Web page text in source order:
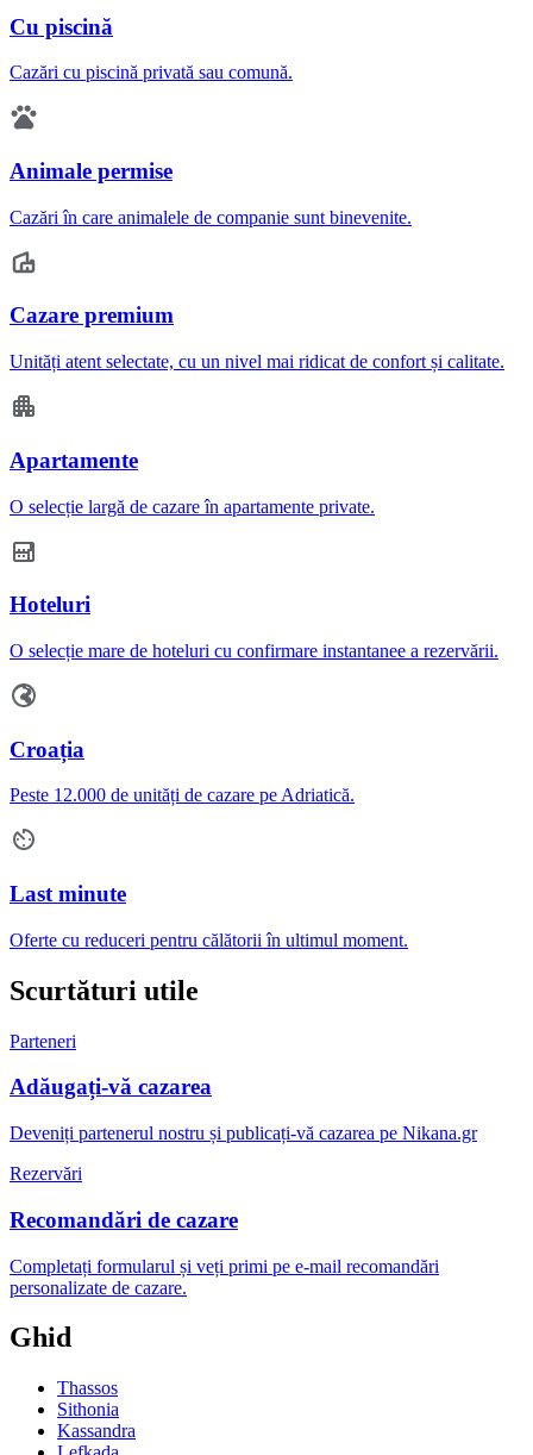
Cu piscină
Cazări cu piscină privată sau comună.
Animale permise
Cazări în care animalele de companie sunt binevenite.
Cazare premium
Unități atent selectate, cu un nivel mai ridicat de confort și calitate.
Apartamente
O selecție largă de cazare în apartamente private.
Hoteluri
O selecție mare de hoteluri cu confirmare instantanee a rezervării.
Croația
Peste 12.000 de unități de cazare pe Adriatică.
Last minute
Oferte cu reduceri pentru călătorii în ultimul moment.
Scurtături utile
Parteneri
Adăugați-vă cazarea
Deveniți partenerul nostru și publicați-vă cazarea pe Nikana.gr
Rezervări
Recomandări de cazare
Completați formularul și veți primi pe e-mail recomandări
personalizate de cazare.
Ghid
Thassos
Sithonia
Kassandra